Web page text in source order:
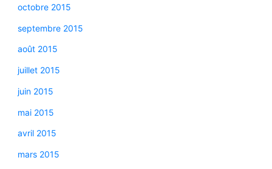
octobre 2015
septembre 2015
août 2015
juillet 2015
juin 2015
mai 2015
avril 2015
mars 2015